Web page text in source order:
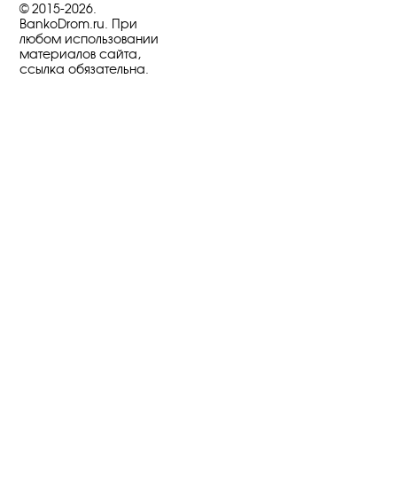
© 2015-2026.
BankoDrom.ru. При
любом использовании
материалов сайта,
ссылка обязательна.